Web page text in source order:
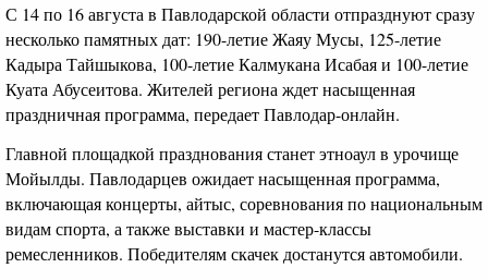
С 14 по 16 августа в Павлодарской области отпразднуют сразу
несколько памятных дат: 190-летие Жаяу Мусы, 125-летие
Кадыра Тайшыкова, 100-летие Калмукана Исабая и 100-летие
Куата Абусеитова. Жителей региона ждет насыщенная
праздничная программа, передает Павлодар-онлайн.
Главной площадкой празднования станет этноаул в урочище
Мойылды. Павлодарцев ожидает насыщенная программа,
включающая концерты, айтыс, соревнования по национальным
видам спорта, а также выставки и мастер-классы
ремесленников. Победителям скачек достанутся автомобили.